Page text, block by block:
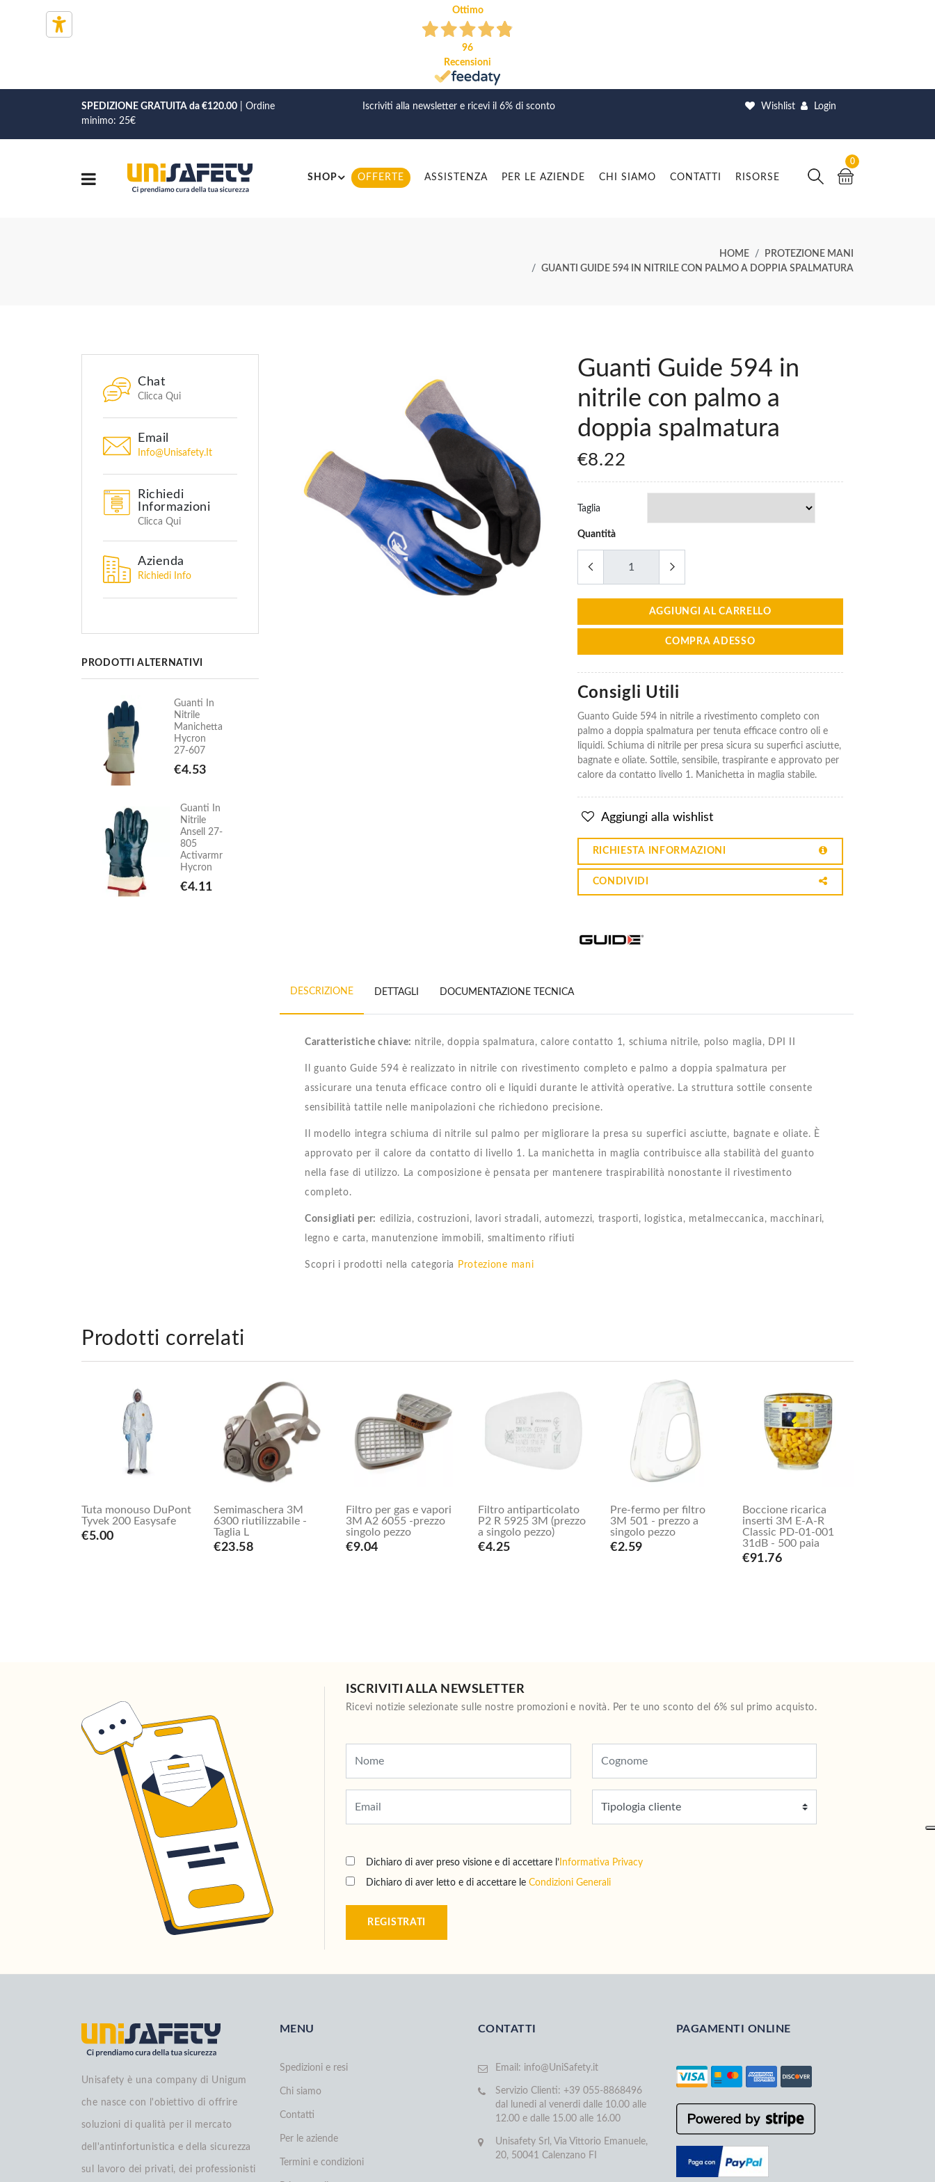
Ottimo
96
Recensioni
SPEDIZIONE GRATUITA da €120.00 | Ordine
minimo: 25€
Iscriviti alla newsletter e ricevi il 6% di sconto Wishlist Login
SHOP OFFERTE ASSISTENZA PER LE AZIENDE CHI SIAMO CONTATTI RISORSE
0
HOME
PROTEZIONE MANI
GUANTI GUIDE 594 IN NITRILE CON PALMO A DOPPIA SPALMATURA
Chat
Clicca Qui
Email
Info@unisafety.it
Richiedi
Informazioni
Clicca Qui
Azienda
Richiedi Info
PRODOTTI ALTERNATIVI
Guanti In
Nitrile
Manichetta
Hycron
27-607
€4.53
Guanti In
Nitrile
Ansell 27-
805
Activarmr
Hycron
€4.11
Guanti Guide 594 in
nitrile con palmo a
doppia spalmatura
€8.22
Taglia
Quantità
AGGIUNGI AL CARRELLO
COMPRA ADESSO
Consigli Utili
Guanto Guide 594 in nitrile a rivestimento completo con
palmo a doppia spalmatura per tenuta efficace contro oli e
liquidi. Schiuma di nitrile per presa sicura su superfici asciutte,
bagnate e oliate. Sottile, sensibile, traspirante e approvato per
calore da contatto livello 1. Manichetta in maglia stabile.
Aggiungi alla wishlist
RICHIESTA INFORMAZIONI
CONDIVIDI
DESCRIZIONE DETTAGLI DOCUMENTAZIONE TECNICA
Caratteristiche chiave: nitrile, doppia spalmatura, calore contatto 1, schiuma nitrile, polso maglia, DPI II
Il guanto Guide 594 è realizzato in nitrile con rivestimento completo e palmo a doppia spalmatura per
assicurare una tenuta efficace contro oli e liquidi durante le attività operative. La struttura sottile consente
sensibilità tattile nelle manipolazioni che richiedono precisione.
Il modello integra schiuma di nitrile sul palmo per migliorare la presa su superfici asciutte, bagnate e oliate. È
approvato per il calore da contatto di livello 1. La manichetta in maglia contribuisce alla stabilità del guanto
nella fase di utilizzo. La composizione è pensata per mantenere traspirabilità nonostante il rivestimento
completo.
Consigliati per: edilizia, costruzioni, lavori stradali, automezzi, trasporti, logistica, metalmeccanica, macchinari,
legno e carta, manutenzione immobili, smaltimento rifiuti
Scopri i prodotti nella categoria Protezione mani
Prodotti correlati
Tuta monouso DuPont
Tyvek 200 Easysafe
€5.00
Semimaschera 3M
6300 riutilizzabile -
Taglia L
€23.58
Filtro per gas e vapori
3M A2 6055 -prezzo
singolo pezzo
€9.04
Filtro antiparticolato
P2 R 5925 3M (prezzo
a singolo pezzo)
€4.25
Pre-fermo per filtro
3M 501 - prezzo a
singolo pezzo
€2.59
Boccione ricarica
inserti 3M E-A-R
Classic PD-01-001
31dB - 500 paia
€91.76
ISCRIVITI ALLA NEWSLETTER
Ricevi notizie selezionate sulle nostre promozioni e novità. Per te uno sconto del 6% sul primo acquisto.
Dichiaro di aver preso visione e di accettare l’ Informativa Privacy
Dichiaro di aver letto e di accettare le Condizioni Generali
REGISTRATI
Unisafety è una company di Unigum
che nasce con l'obiettivo di offrire
soluzioni di qualità per il mercato
dell'antinfortunistica e della sicurezza
sul lavoro dei privati, dei professionisti
MENU
Spedizioni e resi
Chi siamo
Contatti
Per le aziende
Termini e condizioni
CONTATTI
Email: info@UniSafety.it
Servizio Clienti: +39 055-8868496
dal lunedi al venerdi dalle 10.00 alle
12.00 e dalle 15.00 alle 16.00
Unisafety Srl, Via Vittorio Emanuele,
20, 50041 Calenzano FI
PAGAMENTI ONLINE